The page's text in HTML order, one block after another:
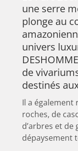
une serre
plonge au
univers
de
destinés
Il a également
roches, de
d’arbres et
dépaysement